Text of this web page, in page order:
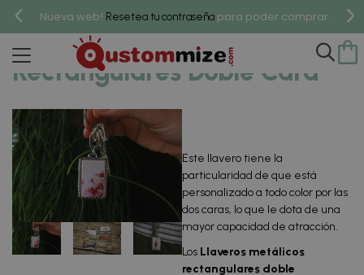
Nueva web! Resetea tu contraseñapara poder comprar.
Llaveros Metálicos
Rectangulares Doble Cara
Este llavero tiene la
particularidad de que está
personalizado a todo color por las
dos caras, lo que le dota de una
mayor capacidad de atracción.
Los Llaveros metálicos
rectangulares doble